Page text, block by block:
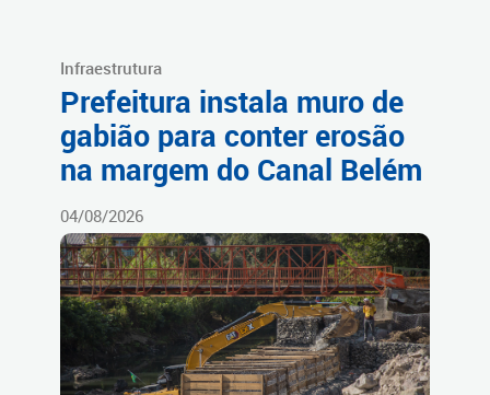
Infraestrutura
Prefeitura instala muro de
gabião para conter erosão
na margem do Canal Belém
04/08/2026